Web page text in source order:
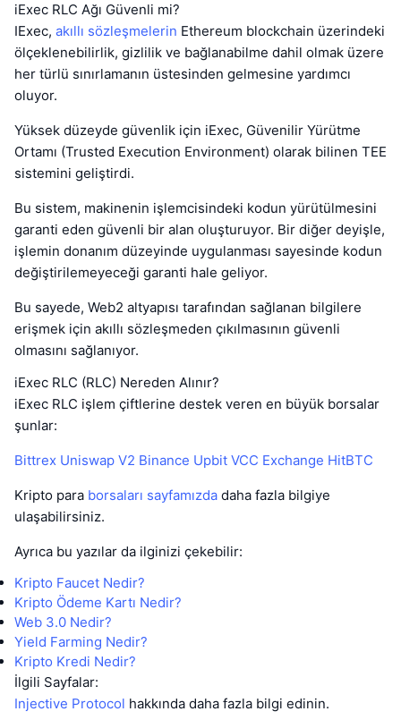
iExec RLC Ağı Güvenli mi?
IExec, akıllı sözleşmelerin Ethereum blockchain üzerindeki
ölçeklenebilirlik, gizlilik ve bağlanabilme dahil olmak üzere
her türlü sınırlamanın üstesinden gelmesine yardımcı
oluyor.
Yüksek düzeyde güvenlik için iExec, Güvenilir Yürütme
Ortamı (Trusted Execution Environment) olarak bilinen TEE
sistemini geliştirdi.
Bu sistem, makinenin işlemcisindeki kodun yürütülmesini
garanti eden güvenli bir alan oluşturuyor. Bir diğer deyişle,
işlemin donanım düzeyinde uygulanması sayesinde kodun
değiştirilemeyeceği garanti hale geliyor.
Bu sayede, Web2 altyapısı tarafından sağlanan bilgilere
erişmek için akıllı sözleşmeden çıkılmasının güvenli
olmasını sağlanıyor.
iExec RLC (RLC) Nereden Alınır?
iExec RLC işlem çiftlerine destek veren en büyük borsalar
şunlar:
Bittrex Uniswap V2 Binance Upbit VCC Exchange HitBTC
Kripto para borsaları sayfamızda daha fazla bilgiye
ulaşabilirsiniz.
Ayrıca bu yazılar da ilginizi çekebilir:
Kripto Faucet Nedir?
Kripto Ödeme Kartı Nedir?
Web 3.0 Nedir?
Yield Farming Nedir?
Kripto Kredi Nedir?
İlgili Sayfalar:
Injective Protocol hakkında daha fazla bilgi edinin.